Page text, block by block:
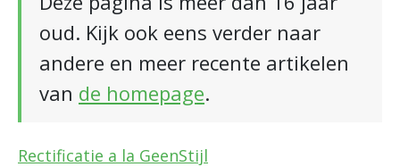
oud. Kijk ook eens verder naar
andere en meer recente artikelen
van de homepage.
Rectificatie a la GeenStijl